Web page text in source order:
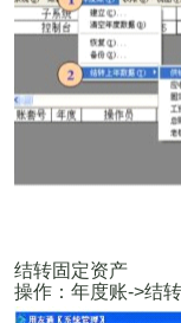
结转固定资产
操作：年度账->结